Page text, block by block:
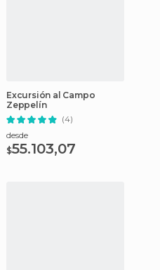
Excursión al Campo
Zeppelín
(4)
desde
$55.103,07